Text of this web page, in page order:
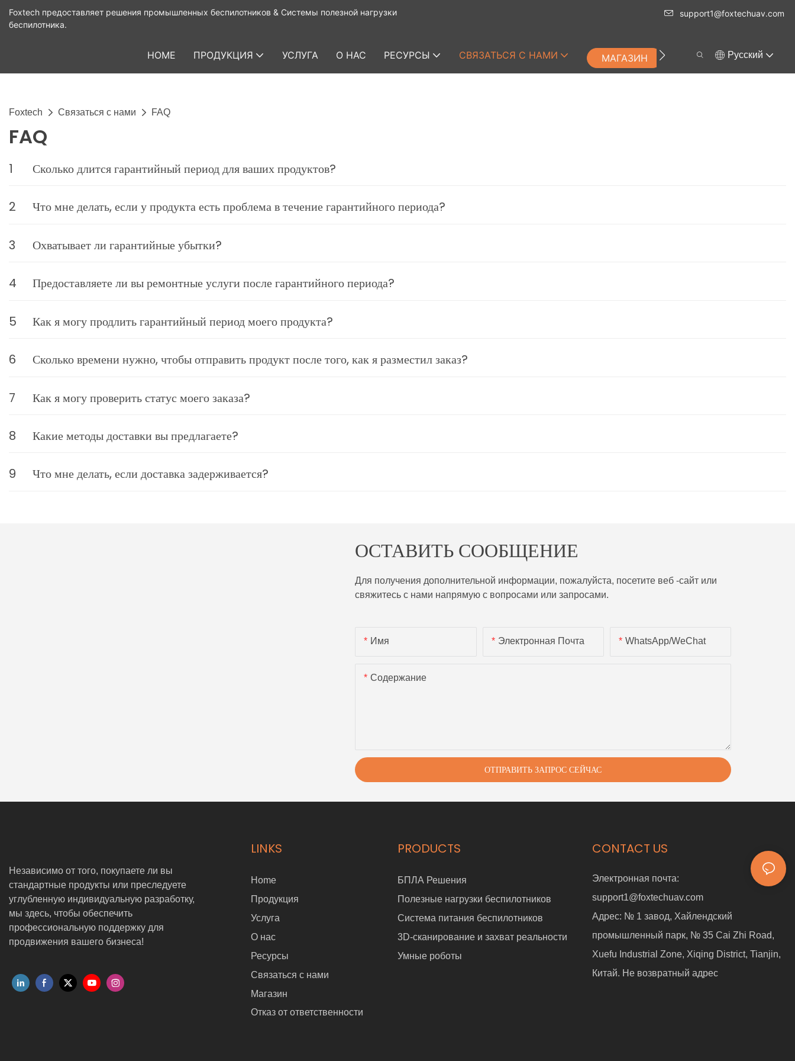
Foxtech предоставляет решения промышленных беспилотников & Системы полезной нагрузки
беспилотника.
support1@foxtechuav.com
HOME ПРОДУКЦИЯ УСЛУГА О НАС РЕСУРСЫ СВЯЗАТЬСЯ С НАМИ МАГАЗИН Pусский
Foxtech Связаться с нами FAQ
FAQ
1 Сколько длится гарантийный период для ваших продуктов?
2 Что мне делать, если у продукта есть проблема в течение гарантийного периода?
3 Охватывает ли гарантийные убытки?
4 Предоставляете ли вы ремонтные услуги после гарантийного периода?
5 Как я могу продлить гарантийный период моего продукта?
6 Сколько времени нужно, чтобы отправить продукт после того, как я разместил заказ?
7 Как я могу проверить статус моего заказа?
8 Какие методы доставки вы предлагаете?
9 Что мне делать, если доставка задерживается?
ОСТАВИТЬ СООБЩЕНИЕ
Для получения дополнительной информации, пожалуйста, посетите веб -сайт или
свяжитесь с нами напрямую с вопросами или запросами.
Имя Электронная Почта WhatsApp/WeChat
Содержание
ОТПРАВИТЬ ЗАПРОС СЕЙЧАС
Независимо от того, покупаете ли вы
стандартные продукты или преследуете
углубленную индивидуальную разработку,
мы здесь, чтобы обеспечить
профессиональную поддержку для
продвижения вашего бизнеса!
LINKS
Home
Продукция
Услуга
О нас
Ресурсы
Связаться с нами
Магазин
Отказ от ответственности
PRODUCTS
БПЛА Решения
Полезные нагрузки беспилотников
Система питания беспилотников
3D-сканирование и захват реальности
Умные роботы
CONTACT US
Электронная почта:
support1@foxtechuav.com
Адрес: № 1 завод, Хайлендский
промышленный парк, № 35 Cai Zhi Road,
Xuefu Industrial Zone, Xiqing District, Tianjin,
Китай. Не возвратный адрес